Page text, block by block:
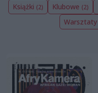
Książki (2) Klubowe (2)
Warsztaty